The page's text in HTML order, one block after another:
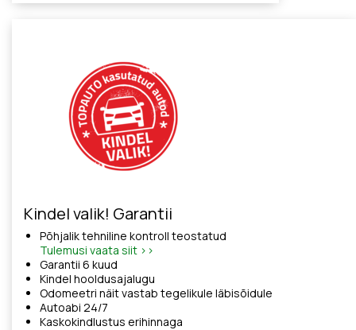
Kindel valik! Garantii
Põhjalik tehniline kontroll teostatud
Tulemusi vaata siit >>
Garantii 6 kuud
Kindel hooldusajalugu
Odomeetri näit vastab tegelikule läbisõidule
Autoabi 24/7
Kaskokindlustus erihinnaga